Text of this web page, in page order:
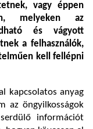
vagy éppen
melyeken az
és vágyott
a felhasználók,
kell fellépni
kapcsolatos anyag
az öngyilkosságok
információt